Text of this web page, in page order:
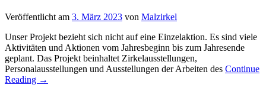
Veröffentlicht am 3. März 2023 von Malzirkel
Unser Projekt bezieht sich nicht auf eine Einzelaktion. Es sind viele
Aktivitäten und Aktionen vom Jahresbeginn bis zum Jahresende
geplant. Das Projekt beinhaltet Zirkelausstellungen,
Personalausstellungen und Ausstellungen der Arbeiten des Continue
Reading →